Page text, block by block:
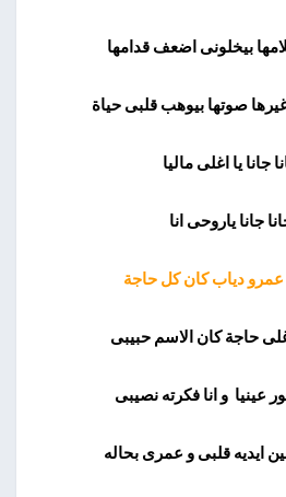
بيخلونى اضعف قدامها
صوتها بيوهب قلبى حياة
جانا يا اغلى ماليا
جانا ياروحى انا
عمرو دياب كان كل حاجة
حاجة كان الاسم حبيبى
عينيا و انا فكرته نصيبى
ايديه قلبى و عمرى بحاله